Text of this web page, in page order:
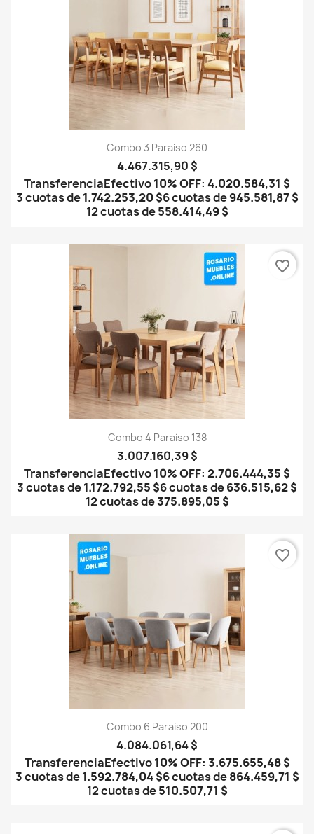
Combo 3 Paraiso 260
4.467.315,90 $
TransferenciaEfectivo10% OFF: 4.020.584,31 $
3 cuotas de1.742.253,20 $6 cuotas de945.581,87 $
12 cuotas de558.414,49 $
Combo 4 Paraiso 138
3.007.160,39 $
TransferenciaEfectivo10% OFF: 2.706.444,35 $
3 cuotas de1.172.792,55 $6 cuotas de636.515,62 $
12 cuotas de375.895,05 $
favorite_border
Combo 6 Paraiso 200
4.084.061,64 $
TransferenciaEfectivo10% OFF: 3.675.655,48 $
3 cuotas de1.592.784,04 $6 cuotas de864.459,71 $
12 cuotas de510.507,71 $
favorite_border